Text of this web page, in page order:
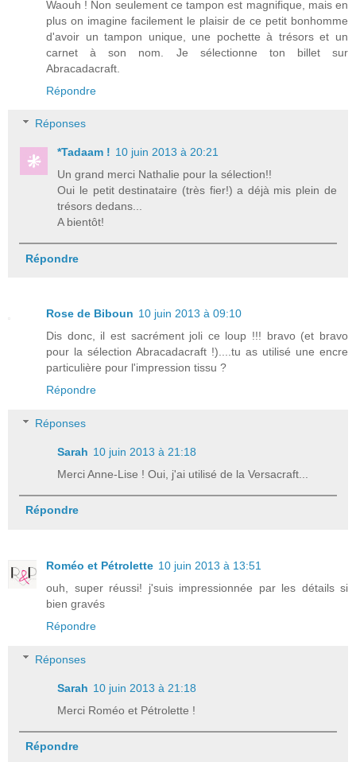
Waouh ! Non seulement ce tampon est magnifique, mais en
plus on imagine facilement le plaisir de ce petit bonhomme
d'avoir un tampon unique, une pochette à trésors et un
carnet à son nom. Je sélectionne ton billet sur
Abracadacraft.
Répondre
Réponses
*Tadaam ! 10 juin 2013 à 20:21
Un grand merci Nathalie pour la sélection!!
Oui le petit destinataire (très fier!) a déjà mis plein de
trésors dedans...
A bientôt!
Répondre
Rose de Biboun 10 juin 2013 à 09:10
Dis donc, il est sacrément joli ce loup !!! bravo (et bravo
pour la sélection Abracadacraft !)....tu as utilisé une encre
particulière pour l'impression tissu ?
Répondre
Réponses
Sarah 10 juin 2013 à 21:18
Merci Anne-Lise ! Oui, j'ai utilisé de la Versacraft...
Répondre
Roméo et Pétrolette 10 juin 2013 à 13:51
ouh, super réussi! j'suis impressionnée par les détails si
bien gravés
Répondre
Réponses
Sarah 10 juin 2013 à 21:18
Merci Roméo et Pétrolette !
Répondre